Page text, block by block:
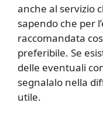
anche al servizio
sapendo che per
raccomandata
preferibile. Se
delle eventuali
segnalalo nella
utile.